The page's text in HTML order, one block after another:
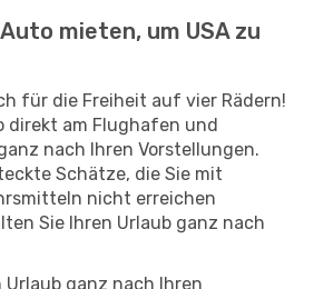
mieten, um USA zu
für die Freiheit auf vier Rädern!
direkt am Flughafen und
nach Ihren Vorstellungen.
Schätze, die Sie mit
nicht erreichen
Sie Ihren Urlaub ganz nach
Urlaub ganz nach Ihren